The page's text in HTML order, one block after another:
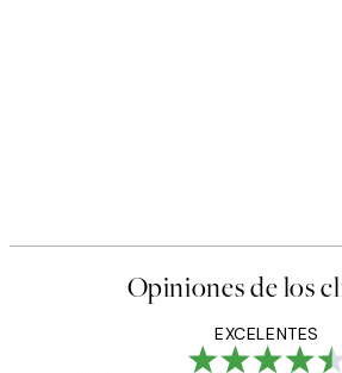
Opiniones de los
EXCELENTES